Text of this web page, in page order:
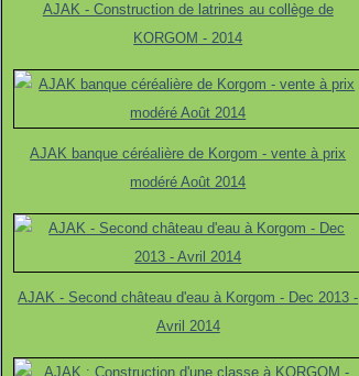
AJAK - Construction de latrines au collège de
KORGOM - 2014
AJAK banque céréalière de Korgom - vente à prix
modéré Août 2014
AJAK - Second château d'eau à Korgom - Dec 2013 -
Avril 2014